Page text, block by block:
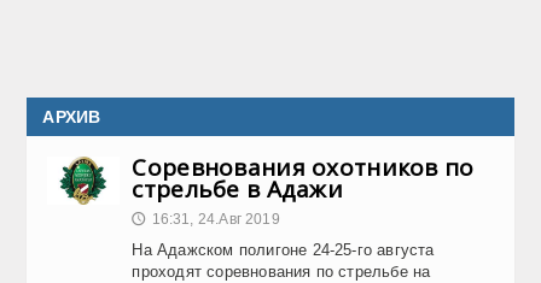
АРХИВ
Соревнования охотников по
стрельбе в Адажи
🕔 16:31, 24.Авг 2019
На Адажском полигоне 24-25-го августа
проходят соревнования по стрельбе на